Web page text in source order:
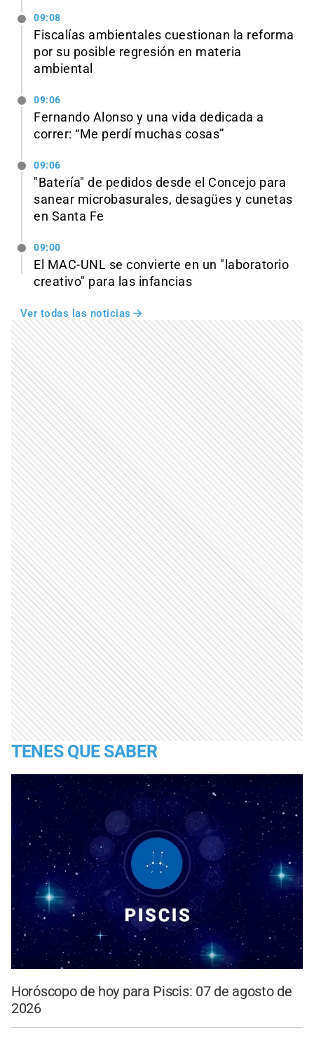
09:08
Fiscalías ambientales cuestionan la reforma
por su posible regresión en materia
ambiental
09:06
Fernando Alonso y una vida dedicada a
correr: “Me perdí muchas cosas”
09:06
"Batería" de pedidos desde el Concejo para
sanear microbasurales, desagües y cunetas
en Santa Fe
09:00
El MAC-UNL se convierte en un "laboratorio
creativo" para las infancias
Ver todas las noticias
TENES QUE SABER
Horóscopo de hoy para Piscis: 07 de agosto de
2026